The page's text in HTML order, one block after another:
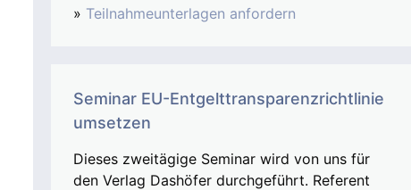
» Teilnahmeunterlagen anfordern
Seminar EU-Entgelttransparenzrichtlinie
umsetzen
Dieses zweitägige Seminar wird von uns für
den Verlag Dashöfer durchgeführt. Referent